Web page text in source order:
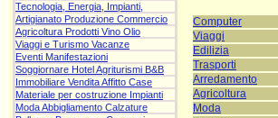
Tecnologia, Energia, Impianti,
Artigianato Produzione Commercio
Agricoltura Prodotti Vino Olio
Viaggi e Turismo Vacanze
Eventi Manifestazioni
Soggiornare Hotel Agriturismi B&B
Immobiliare Vendita Affitto Case
Materiale per costruzione Impianti
Moda Abbigliamento Calzature
Computer
Viaggi
Edilizia
Trasporti
Arredamento
Agricoltura
Moda